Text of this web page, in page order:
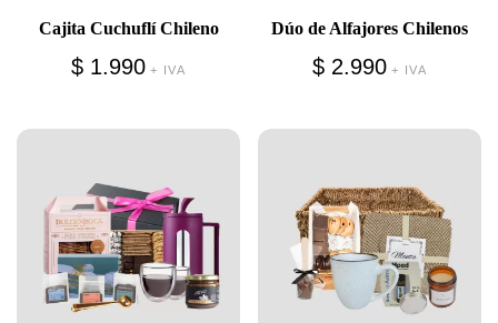
Cajita Cuchuflí Chileno
$ 1.990 + IVA
Dúo de Alfajores Chilenos
$ 2.990 + IVA